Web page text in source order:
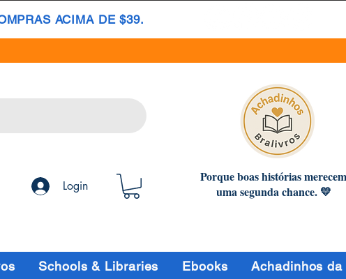
ACIMA DE $39.
Login
Porque boas histórias merecem
uma segunda chance. 💛
Schools & Libraries Ebooks Achadinhos